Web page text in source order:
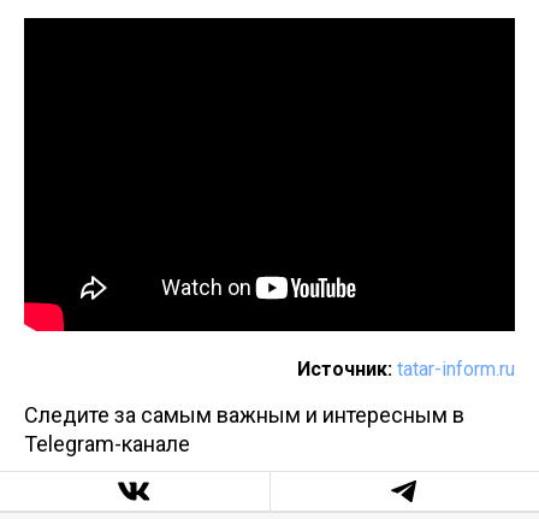
Источник: tatar-inform.ru
Следите за самым важным и интересным в
Telegram-канале